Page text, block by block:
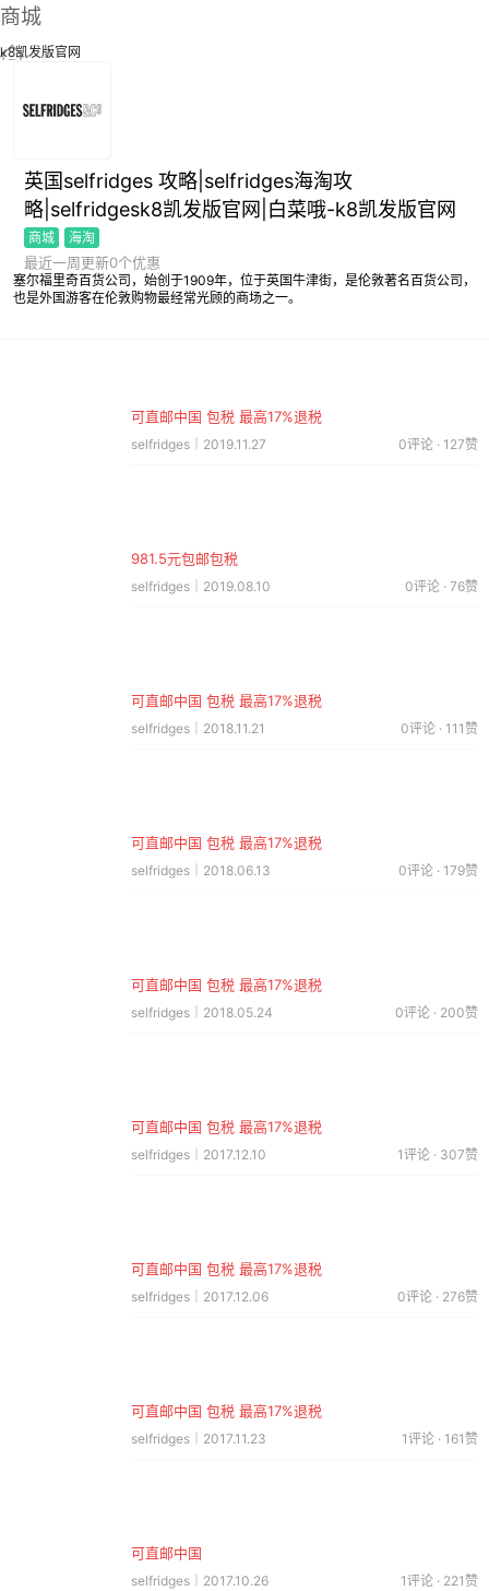
商城
k8凯发版官网
英国selfridges 攻略|selfridges海淘攻
略|selfridgesk8凯发版官网|白菜哦-k8凯发版官网
商城 海淘
最近一周更新0个优惠
塞尔福里奇百货公司，始创于1909年，位于英国牛津街，是伦敦著名百货公司，
也是外国游客在伦敦购物最经常光顾的商场之一。
可直邮中国 包税 最高17%退税
selfridges｜2019.11.27 0评论 · 127赞
981.5元包邮包税
selfridges｜2019.08.10 0评论 · 76赞
可直邮中国 包税 最高17%退税
selfridges｜2018.11.21 0评论 · 111赞
可直邮中国 包税 最高17%退税
selfridges｜2018.06.13 0评论 · 179赞
可直邮中国 包税 最高17%退税
selfridges｜2018.05.24 0评论 · 200赞
可直邮中国 包税 最高17%退税
selfridges｜2017.12.10 1评论 · 307赞
可直邮中国 包税 最高17%退税
selfridges｜2017.12.06 0评论 · 276赞
可直邮中国 包税 最高17%退税
selfridges｜2017.11.23 1评论 · 161赞
可直邮中国
selfridges｜2017.10.26 1评论 · 221赞